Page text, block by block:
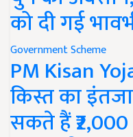
को दी गई
Government Scheme
PM Kisan
किस्त का
सकते हैं